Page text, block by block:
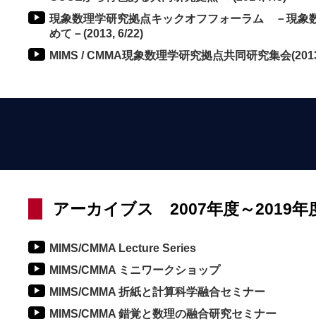
現象数理学研究拠点キックオフフォーラム －現象
めて－(2013, 6/22)
MIMS / CMMA現象数理学研究拠点共同研究集会
アーカイブス 2007年度～2019年
MIMS/CMMA Lecture Series
MIMS/CMMA ミニワークショップ
MIMS/CMMA 折紙と計算科学融合セミナー
MIMS/CMMA 錯覚と数理の融合研究セミナー